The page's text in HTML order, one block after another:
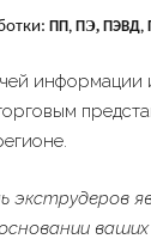
ПП, П Э, ПЭВД,
информации
экструдеров